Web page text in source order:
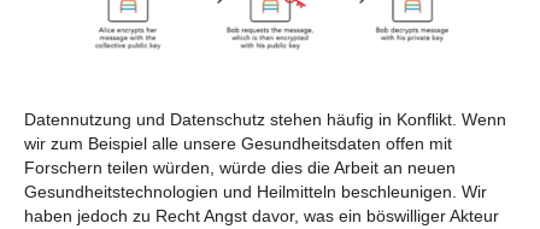
Datennutzung und Datenschutz stehen häufig in Konflikt. Wenn
wir zum Beispiel alle unsere Gesundheitsdaten offen mit
Forschern teilen würden, würde dies die Arbeit an neuen
Gesundheitstechnologien und Heilmitteln beschleunigen. Wir
haben jedoch zu Recht Angst davor, was ein böswilliger Akteur